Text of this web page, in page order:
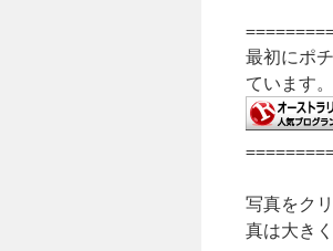
最初に
ています。
写真をク
真は大き